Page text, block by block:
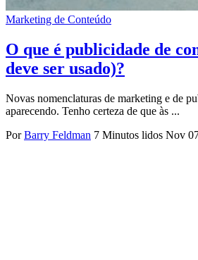
Marketing de Conteúdo
O que é publicidade de
deve ser usado)?
Novas nomenclaturas de marketing e de
aparecendo. Tenho certeza de que às ...
Por Barry Feldman 7 Minutos lidos Nov